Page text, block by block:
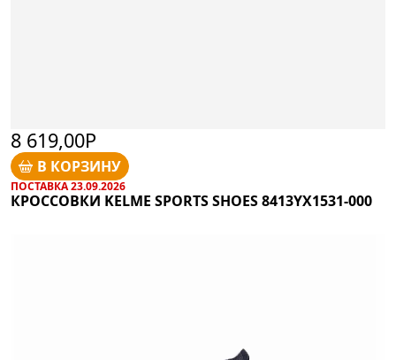
8 619,00Р
В КОРЗИНУ
ПОСТАВКА 23.09.2026
КРОССОВКИ KELME SPORTS SHOES 8413YX1531-000